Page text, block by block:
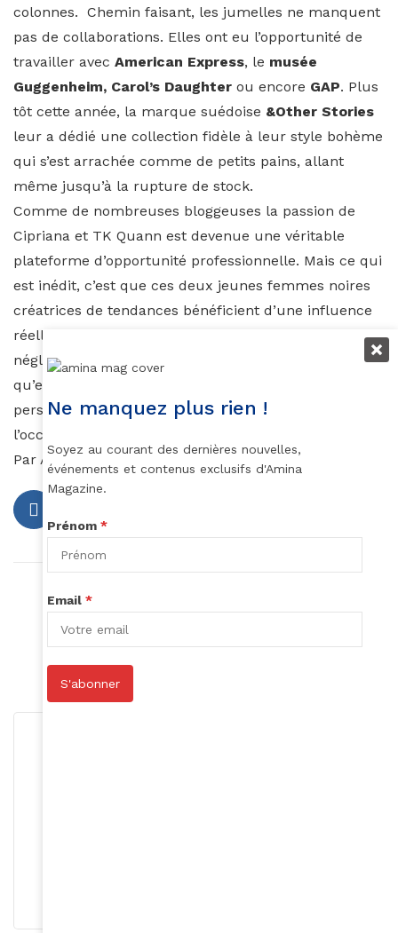
colonnes. Chemin faisant, les jumelles ne manquent
pas de collaborations. Elles ont eu l’opportunité de
travailler avec American Express, le musée
Guggenheim, Carol’s Daughter ou encore GAP. Plus
tôt cette année, la marque suédoise &Other Stories
leur a dédié une collection fidèle à leur style bohème
qui s’est arrachée comme de petits pains, allant
même jusqu’à la rupture de stock.
Comme de nombreuses bloggeuses la passion de
Cipriana et TK Quann est devenue une véritable
plateforme d’opportunité professionnelle. Mais ce qui
est inédit, c’est que ces deux jeunes femmes noires
créatrices de tendances bénéficient d’une influence
réelle dans l’influence de la mode. Un plus non
négligeable pour la communauté noire. A tel point
qu’en février dernier les jumelles faisaient parties des
personnalités invitées à laMaison Blanche
l’occasion de la
Par Auzouhat Gnaoré
Macky Sall
Article suivant
Clap de fin pour Laurentine Milebo
Ne manquez plus rien !
Soyez au courant des dernières nouvelles,
événements et contenus exclusifs d'Amina
Magazine.
Prénom *
Email *
S'abonner